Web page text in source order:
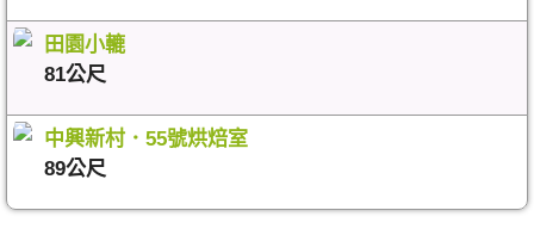
田園小轆
81公尺
中興新村．55號烘焙室
89公尺